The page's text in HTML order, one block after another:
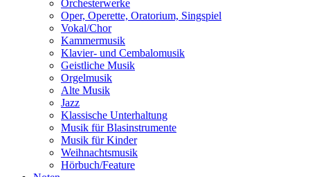
Orchesterwerke
Oper, Operette, Oratorium, Singspiel
Vokal/Chor
Kammermusik
Klavier- und Cembalomusik
Geistliche Musik
Orgelmusik
Alte Musik
Jazz
Klassische Unterhaltung
Musik für Blasinstrumente
Musik für Kinder
Weihnachtsmusik
Hörbuch/Feature